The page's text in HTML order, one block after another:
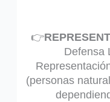
👉
Defensa
(personas